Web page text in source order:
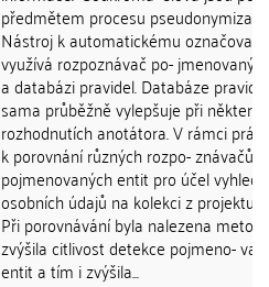
předmětem procesu
Nástroj k automatickému označovaní
využívá rozpoznávač po-
a databázi pravidel. Databáze
sama průběžně vylepšuje při
rozhodnutích anotátora. V rámci
k porovnání různých rozpo- znávačů
pojmenovaných entit pro účel
osobních údajů na kolekci z projektu
Při porovnávání byla nalezena
zvýšila citlivost detekce pojmeno-
entit a tím i zvýšila...